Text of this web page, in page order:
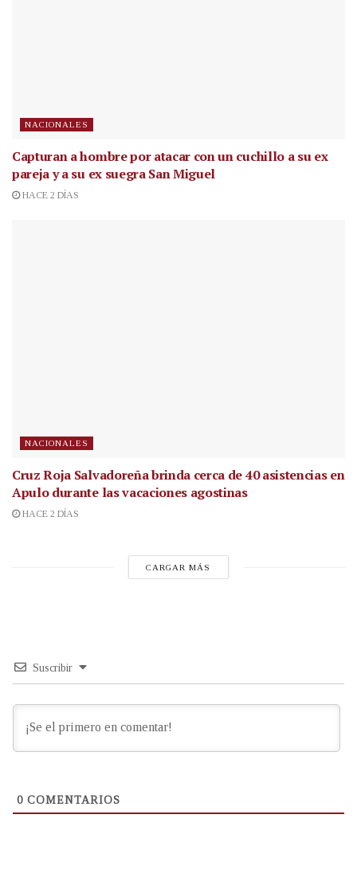
NACIONALES
Capturan a hombre por atacar con un cuchillo a su ex
pareja y a su ex suegra San Miguel
HACE 2 DÍAS
NACIONALES
Cruz Roja Salvadoreña brinda cerca de 40 asistencias en
Apulo durante las vacaciones agostinas
HACE 2 DÍAS
CARGAR MÁS
Suscribir
0 COMENTARIOS